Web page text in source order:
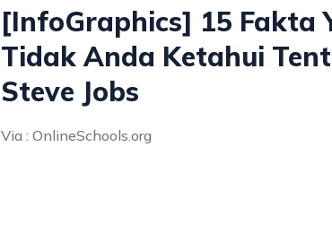
[InfoGraphics] 15 Fakta
Tidak Anda Ketahui
Steve Jobs
Via : OnlineSchools.org